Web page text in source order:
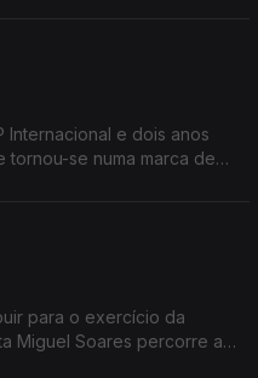
e dois anos
tornou-se numa marca de
para o exercício da
Miguel Soares percorre as